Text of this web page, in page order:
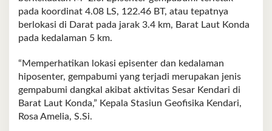
pada koordinat 4.08 LS, 122.46 BT, atau tepatnya
berlokasi di Darat pada jarak 3.4 km, Barat Laut Konda
pada kedalaman 5 km.
“Memperhatikan lokasi episenter dan kedalaman
hiposenter, gempabumi yang terjadi merupakan jenis
gempabumi dangkal akibat aktivitas Sesar Kendari di
Barat Laut Konda,” Kepala Stasiun Geofisika Kendari,
Rosa Amelia, S.Si.